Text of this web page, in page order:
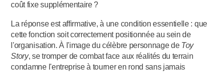
coût fixe supplémentaire ?
La réponse est affirmative, à une condition essentielle : que
cette fonction soit correctement positionnée au sein de
l'organisation. À l'image du célèbre personnage de Toy
Story, se tromper de combat face aux réalités du terrain
condamne l'entreprise à tourner en rond sans jamais